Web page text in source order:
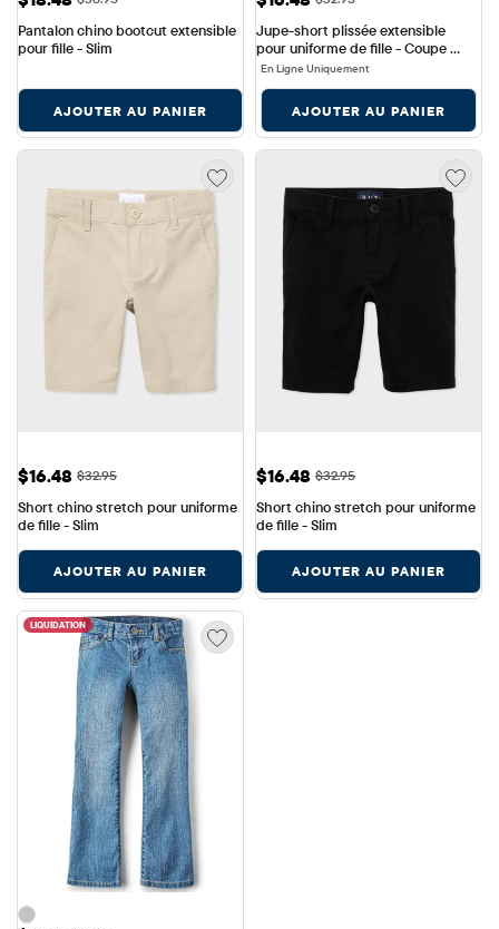
Pantalon chino bootcut extensible
pour fille - Slim
AJOUTER AU PANIER
Jupe-short plissée extensible
pour uniforme de fille - Coupe
ajustée
En Ligne Uniquement
AJOUTER AU PANIER
Prix ​​de vente: $16.48
$16.48 Prix ​​d'origine: $32.95
$32.95
Short chino stretch pour uniforme
de fille - Slim
AJOUTER AU PANIER
Prix ​​de vente: $16.48
$16.48 Prix ​​d'origine: $32.95
$32.95
Short chino stretch pour uniforme
de fille - Slim
AJOUTER AU PANIER
LIQUIDATION